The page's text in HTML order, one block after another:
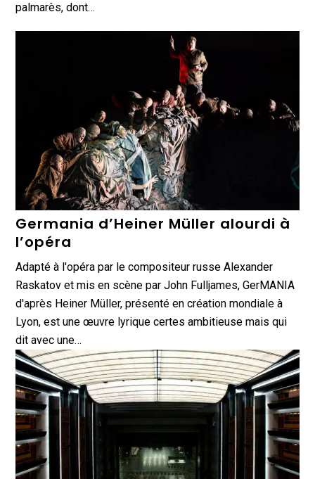
palmarès, dont…
Germania d’Heiner Müller alourdi à
l’opéra
Adapté à l'opéra par le compositeur russe Alexander
Raskatov et mis en scène par John Fulljames, GerMANIA
d'après Heiner Müller, présenté en création mondiale à
Lyon, est une œuvre lyrique certes ambitieuse mais qui
dit avec une…